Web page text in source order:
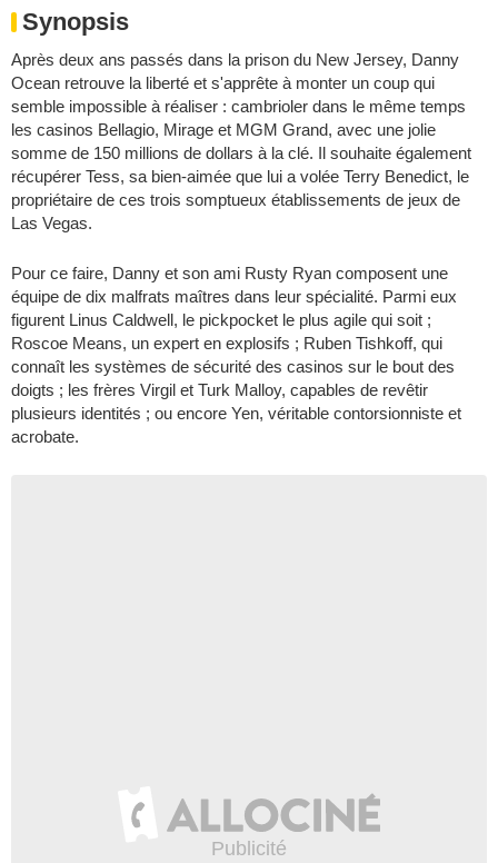
Synopsis
Après deux ans passés dans la prison du New Jersey, Danny
Ocean retrouve la liberté et s'apprête à monter un coup qui
semble impossible à réaliser : cambrioler dans le même temps
les casinos Bellagio, Mirage et MGM Grand, avec une jolie
somme de 150 millions de dollars à la clé. Il souhaite également
récupérer Tess, sa bien-aimée que lui a volée Terry Benedict, le
propriétaire de ces trois somptueux établissements de jeux de
Las Vegas.
Pour ce faire, Danny et son ami Rusty Ryan composent une
équipe de dix malfrats maîtres dans leur spécialité. Parmi eux
figurent Linus Caldwell, le pickpocket le plus agile qui soit ;
Roscoe Means, un expert en explosifs ; Ruben Tishkoff, qui
connaît les systèmes de sécurité des casinos sur le bout des
doigts ; les frères Virgil et Turk Malloy, capables de revêtir
plusieurs identités ; ou encore Yen, véritable contorsionniste et
acrobate.